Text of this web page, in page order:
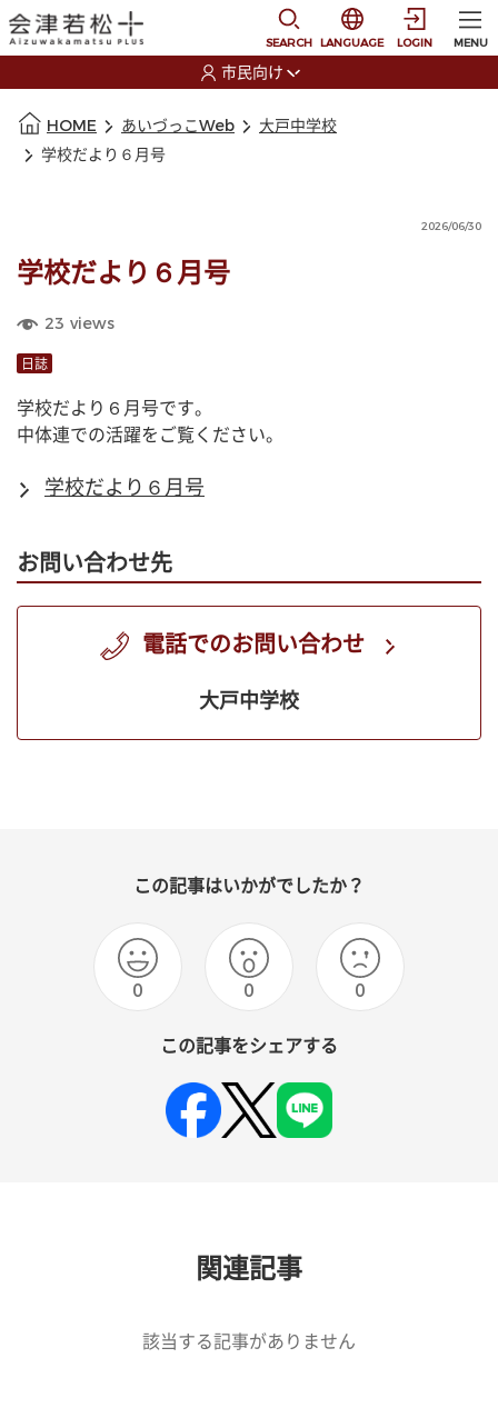
SEARCH
選択すると言語の切
LANGUAGE LOGIN MENU
市民向け
HOME あいづっこWeb
大戸中学校
学校だより６月号
2026/06/30
学校だより６月号
23 views
日誌
学校だより６月号です。
中体連での活躍をご覧ください。
学校だより６月号
お問い合わせ先
電話でのお問い合わせ
大戸中学校
この記事はいかがでしたか？
0 0 0
この記事をシェアする
関連記事
該当する記事がありません